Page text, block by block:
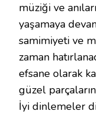
müziği ve
yaşamaya
samimiyeti ve
zaman
efsane olarak
güzel
İyi dinlemeler